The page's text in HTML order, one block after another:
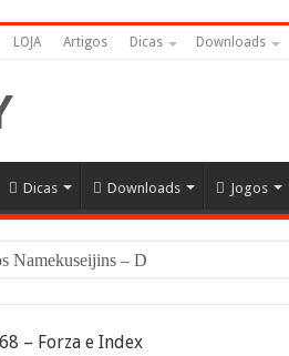
LOJA Artigos Dicas Downloads
Dicas Downloads Jogos
Namekuseijins – DRAGON BALL #Ne
– Forza e Index